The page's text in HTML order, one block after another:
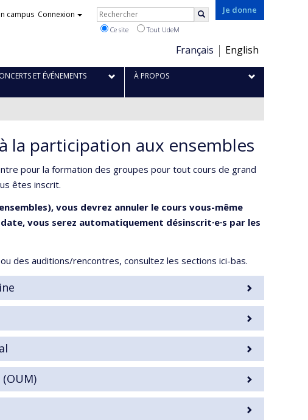
Je donne
Choix
de
langue
Français English
campus Connexion Rechercher
Ce site Tout UdeM
ET ÉVÉNEMENTS À PROPOS
la participation aux ensembles
pour la formation des groupes pour tout cours de grand
êtes inscrit.
vous devrez annuler le cours vous-même
vous serez automatiquement désinscrit·e·s par les
des auditions/rencontres, consultez les sections ici-bas.